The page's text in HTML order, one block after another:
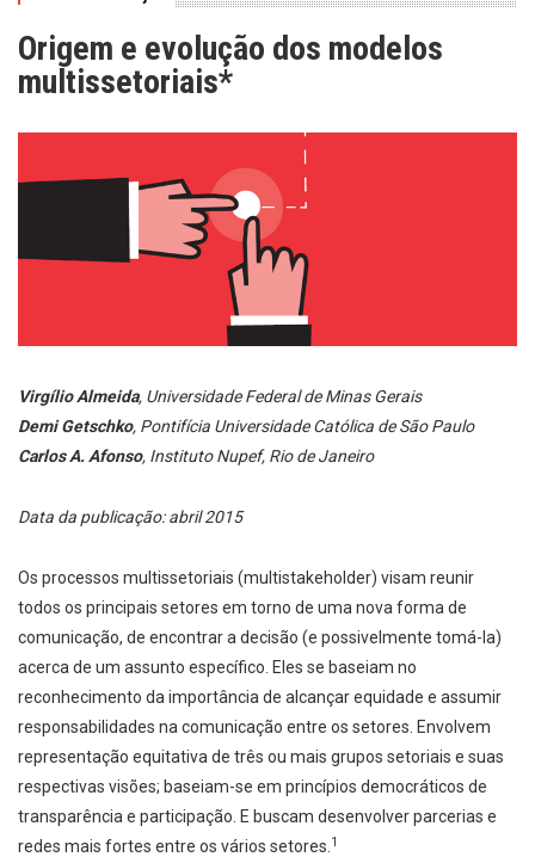
Origem e evolução dos modelos
multissetoriais*
Virgílio Almeida, Universidade Federal de Minas Gerais
Demi Getschko, Pontifícia Universidade Católica de São Paulo
Carlos A. Afonso, Instituto Nupef, Rio de Janeiro
Data da publicação: abril 2015
Os processos multissetoriais (multistakeholder) visam reunir
todos os principais setores em torno de uma nova forma de
comunicação, de encontrar a decisão (e possivelmente tomá-la)
acerca de um assunto específico. Eles se baseiam no
reconhecimento da importância de alcançar equidade e assumir
responsabilidades na comunicação entre os setores. Envolvem
representação equitativa de três ou mais grupos setoriais e suas
respectivas visões; baseiam-se em princípios democráticos de
transparência e participação. E buscam desenvolver parcerias e
redes mais fortes entre os vários setores. 1